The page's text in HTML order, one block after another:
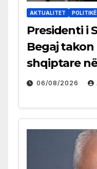
AKTUALITET POLITIKË
Presidenti i
Begaj
shqiptare
06/08/2026